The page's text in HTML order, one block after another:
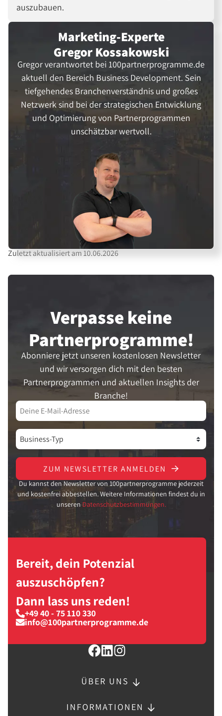
auszubauen.
Marketing-Experte
Gregor Kossakowski
Gregor verantwortet bei 100partnerprogramme.de
aktuell den Bereich Business Development. Sein
tiefgehendes Branchenverständnis und großes
Netzwerk sind bei der strategischen Entwicklung
und Optimierung von Partnerprogrammen
unschätzbar wertvoll.
Zuletzt aktualisiert am 10.06.2026
Verpasse keine
Partner­programme!
Abonniere jetzt unseren kostenlosen Newsletter
und wir versorgen dich mit den besten
Partnerprogrammen und aktuellen Insights der
Branche!
ZUM NEWSLETTER ANMELDEN
Du kannst den Newsletter von 100partnerprogramme jederzeit
und kostenfrei abbestellen. Weitere Informationen findest du in
unseren Datenschutzbestimmungen.
Bereit, dein Potenzial
auszuschöpfen?
Dann lass uns reden!
+49 40 - 75 110 330
info@100partnerprogramme.de
ÜBER UNS
INFORMATIONEN